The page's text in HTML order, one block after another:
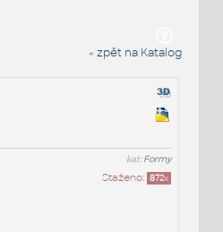
« zpět na Katalog
kat:Formy
Staženo: 872x